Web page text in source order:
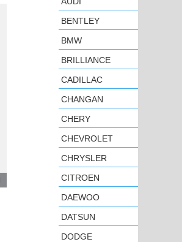
BENTLEY
BMW
BRILLIANCE
CADILLAC
CHANGAN
CHERY
CHEVROLET
CHRYSLER
CITROEN
DAEWOO
DATSUN
DODGE